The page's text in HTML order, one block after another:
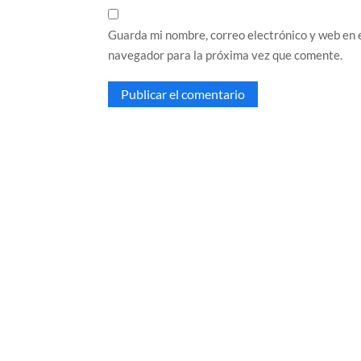
Guarda mi nombre, correo electrónico y web en
navegador para la próxima vez que comente.